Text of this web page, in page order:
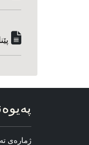
ژماره‌ی ته‌له‌فۆن